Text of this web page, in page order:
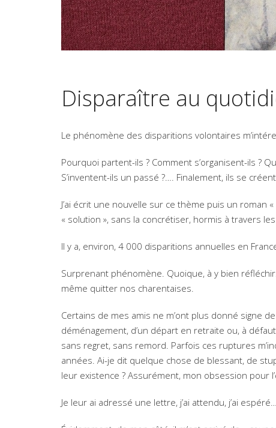
Disparaître au
Le phénomène des disparitions volontaires
Pourquoi partent-ils ? Comment s’organisent-ils ?
S’inventent-ils un passé ?…. Finalement, ils se
J’ai écrit une nouvelle sur ce thème puis un roman «
« solution », sans la concrétiser, hormis à travers
Il y a, environ, 4 000 disparitions annuelles en
Surprenant phénomène. Quoique, à y bien
même quitter nos charentaises.
Certains de mes amis ne m’ont plus donné signe
déménagement, d’un départ en retraite ou, à
sans regret, sans remord. Parfois ces ruptures
années. Ai-je dit quelque chose de blessant, de
leur existence ? Assurément, mon obsession pour
Je leur ai adressé une lettre, j’ai attendu, j’ai espéré…